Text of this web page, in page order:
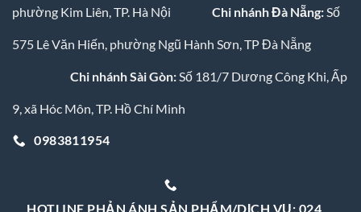
phường Kim Liên, TP. Hà Nội Chi nhánh Đà Nẵng: Số
575 Lê Văn Hiến, phường Ngũ Hành Sơn, TP Đà Nẵng
Chi nhánh Sài Gòn: Số 181/7 Dương Công Khi, Ấp
9, xã Hóc Môn, TP. Hồ Chí Minh
0983811954
HOTLINE PHẢN ÁNH SẢN PHẨM/DỊCH VỤ: 024